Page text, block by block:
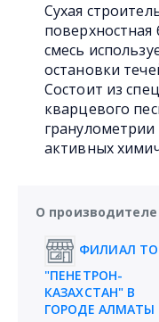
Сухая
смесь
остановки
Состоит из
кварцевого
активных
О производителе
ФИЛИАЛ
"ПЕНЕТРОН-
КАЗАХСТАН" В
ГОРОДЕ АЛМАТЫ